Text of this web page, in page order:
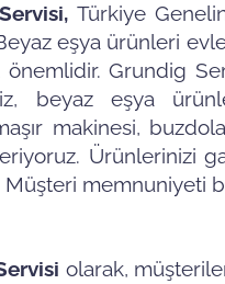
Türkiye
eşya ürünleri
önemlidir. Grundig
beyaz eşya
makinesi,
Ürünlerinizi
Müşteri memnuniyeti
olarak,